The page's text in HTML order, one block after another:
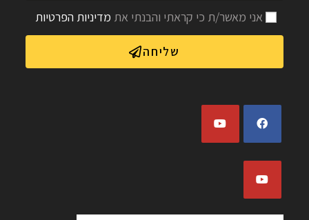
אני מאשר/ת כי קראתי והבנתי את מדיניות הפרטיות
שליחה